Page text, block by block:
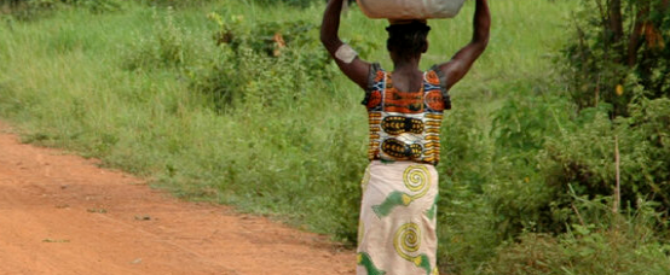
2021
Agosto
2021
Marzo
2022
Novembre
2022
Foto
2019
Settembre
2020
Marzo
2021
Agosto
2021
Marzo